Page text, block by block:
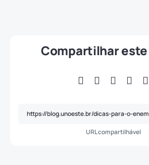
Compartilhar
URL compartilhável